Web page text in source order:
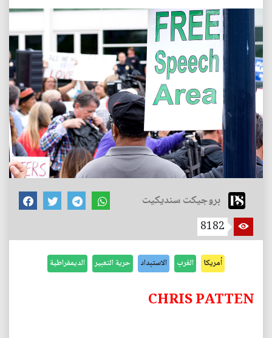
بروجيكت سنديكيت
8182
أمريكا الغرب الاستبداد حرية التعبير الديمقراطية
CHRIS PATTEN